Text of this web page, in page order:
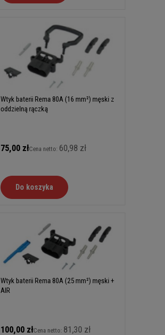
Wtyk baterii Rema 80A (16 mm²) męski z
oddzielną rączką
75,00 złCena netto: 60,98 zł
Do koszyka
Wtyk baterii Rema 80A (25 mm²) męski +
AIR
100,00 złCena netto: 81,30 zł